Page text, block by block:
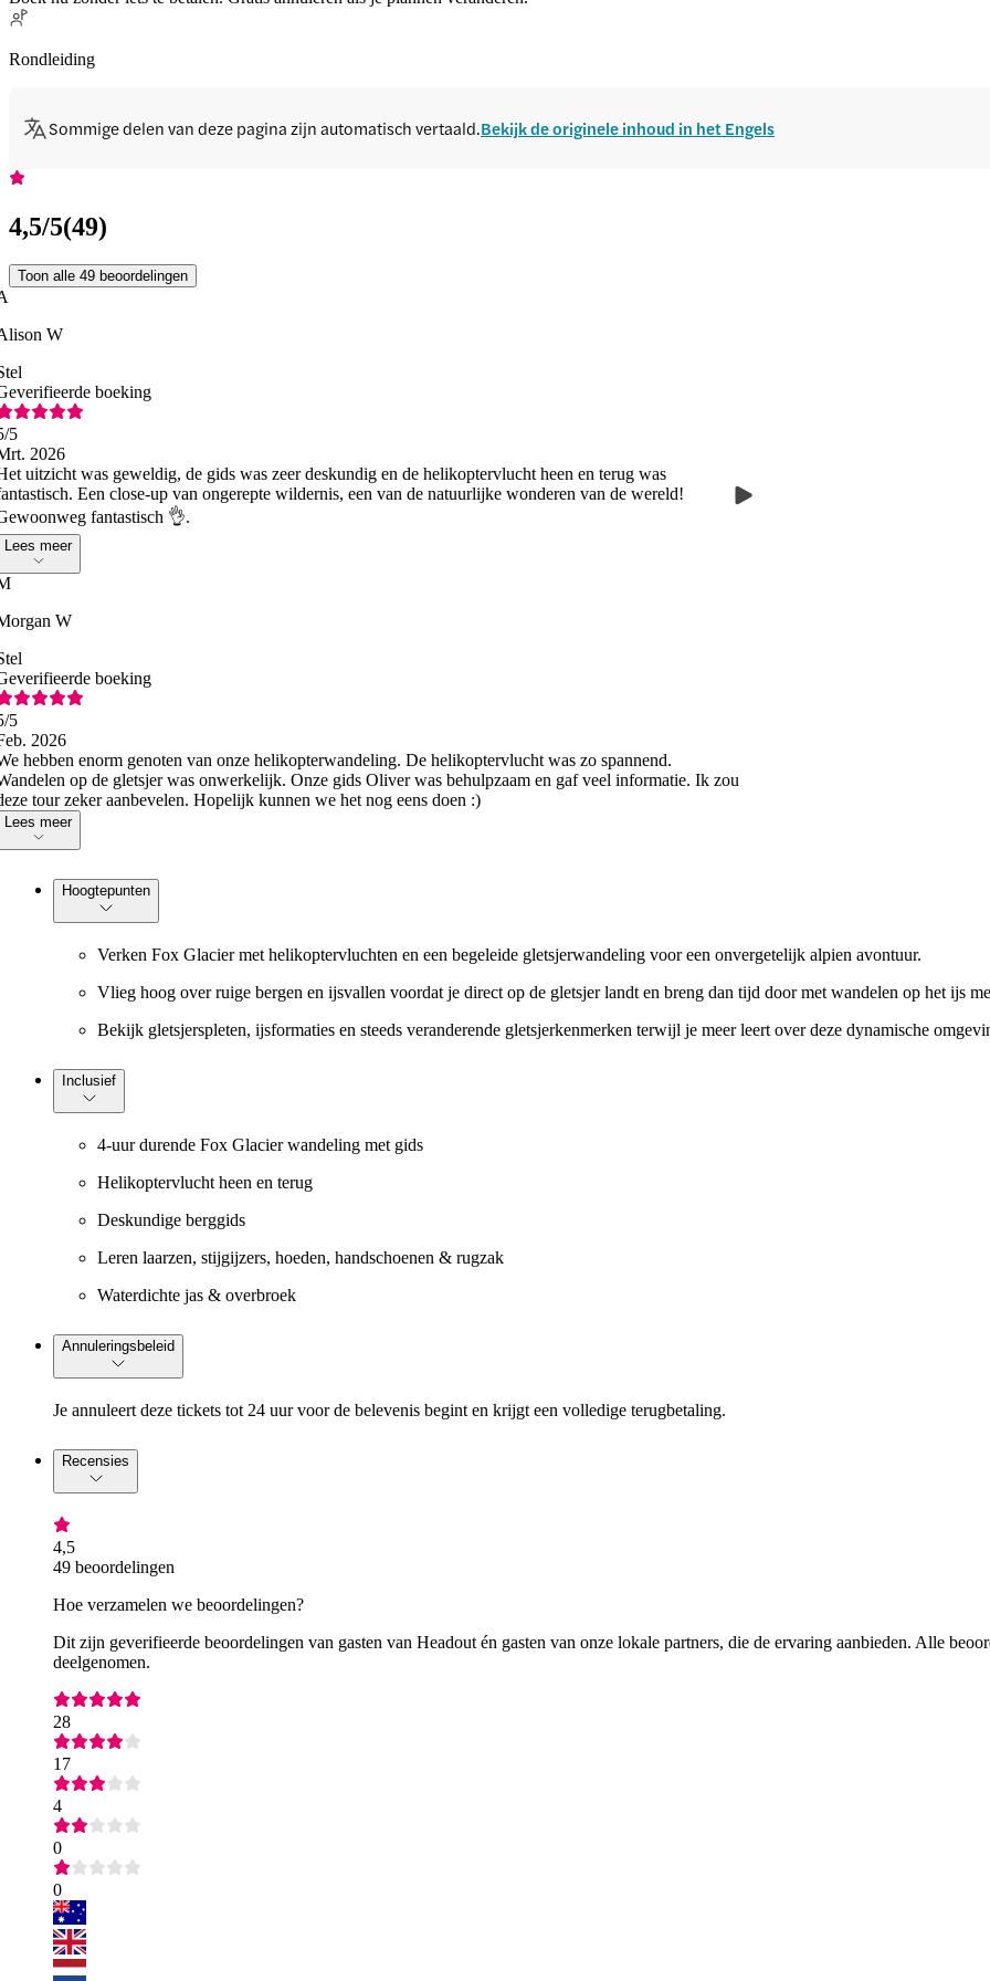
Rondleiding
Sommige delen van deze pagina zijn automatisch vertaald.Bekijk de originele inhoud in het Engels
4,5/5(49)
Toon alle 49 beoordelingen
W
boeking
/5
2026
uitzicht was geweldig, de gids was zeer deskundig en de helikoptervlucht heen en terug was
Een close-up van ongerepte wildernis, een van de natuurlijke wonderen van de wereld!
fantastisch 👌.
Lees meer
W
boeking
/5
2026
hebben enorm genoten van onze helikopterwandeling. De helikoptervlucht was zo spannend.
op de gletsjer was onwerkelijk. Onze gids Oliver was behulpzaam en gaf veel informatie. Ik zou
tour zeker aanbevelen. Hopelijk kunnen we het nog eens doen :)
Lees meer
Hoogtepunten
Verken Fox Glacier met helikoptervluchten en een begeleide gletsjerwandeling voor een onvergetelijk alpien avontuur.
Vlieg hoog over ruige bergen en ijsvallen voordat je direct op de gletsjer landt en breng dan tijd door met wandelen op het ijs
Bekijk gletsjerspleten, ijsformaties en steeds veranderende gletsjerkenmerken terwijl je meer leert over deze dynamische
Inclusief
4-uur durende Fox Glacier wandeling met gids
Helikoptervlucht heen en terug
Deskundige berggids
Leren laarzen, stijgijzers, hoeden, handschoenen & rugzak
Waterdichte jas & overbroek
Annuleringsbeleid
Je annuleert deze tickets tot 24 uur voor de belevenis begint en krijgt een volledige terugbetaling.
Recensies
4,5
49 beoordelingen
Hoe verzamelen we beoordelingen?
Dit zijn geverifieerde beoordelingen van gasten van Headout én gasten van onze lokale partners, die de ervaring aanbieden. Alle
deelgenomen.
28
17
4
0
0